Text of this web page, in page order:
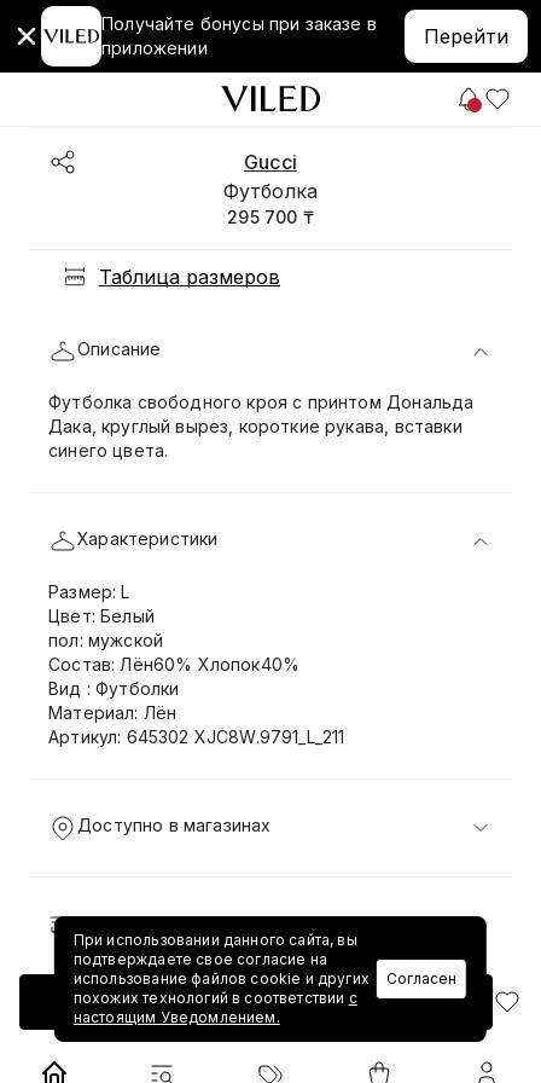
Получайте бонусы при заказе в
приложении
Перейти
Gucci
Футболка
295 700 ₸
Таблица размеров
Добавить в корзину
Описание
Футболка свободного кроя с принтом Дональда
Дака, круглый вырез, короткие рукава, вставки
синего цвета.
Характеристики
Размер: L
Цвет: Белый
пол: мужской
Состав: Лён60% Хлопок40%
Вид : Футболки
Материал: Лён
Артикул: 645302 XJC8W.9791_L_211
Доступно в магазинах
Доставка и возврат
При использовании данного сайта, вы
подтверждаете свое согласие на
использование файлов cookie и других
похожих технологий в соответствии с
настоящим Уведомлением.
Согласен